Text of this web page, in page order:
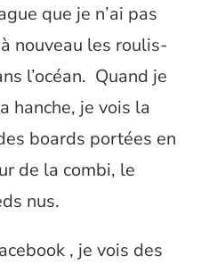
que je n’ai pas
nouveau les roulis-
l’océan. Quand je
hanche, je vois la
boards portées en
de la combi, le
nus.
, je vois des